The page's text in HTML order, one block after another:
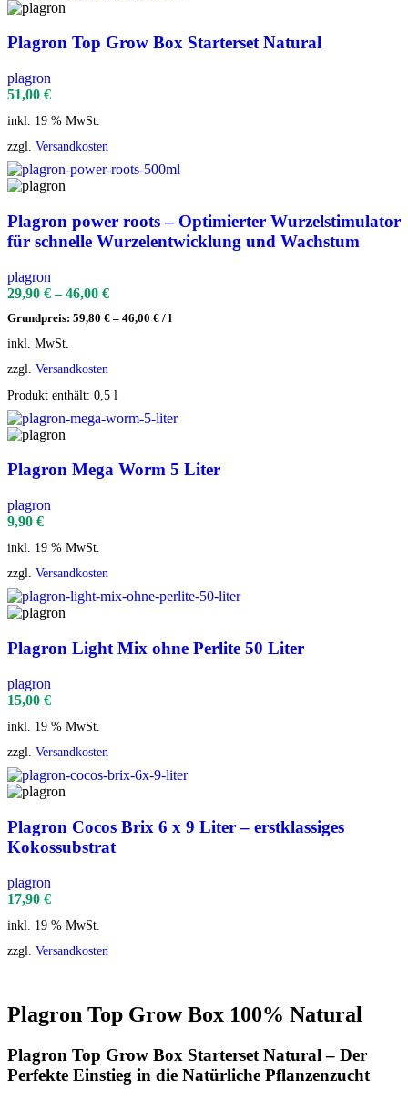
Plagron Top Grow Box Starterset Natural
plagron
51,00 €
inkl. 19 % MwSt.
zzgl. Versandkosten
Plagron power roots – Optimierter Wurzelstimulator
für schnelle Wurzelentwicklung und Wachstum
plagron
29,90 €–46,00 €
Grundpreis: 59,80 € – 46,00 € / l
inkl. MwSt.
zzgl. Versandkosten
Produkt enthält: 0,5 l
Plagron Mega Worm 5 Liter
plagron
9,90 €
inkl. 19 % MwSt.
zzgl. Versandkosten
Plagron Light Mix ohne Perlite 50 Liter
plagron
15,00 €
inkl. 19 % MwSt.
zzgl. Versandkosten
Plagron Cocos Brix 6 x 9 Liter – erstklassiges
Kokossubstrat
plagron
17,90 €
inkl. 19 % MwSt.
zzgl. Versandkosten
Plagron Top Grow Box 100% Natural
Plagron Top Grow Box Starterset Natural – Der
Perfekte Einstieg in die Natürliche Pflanzenzucht